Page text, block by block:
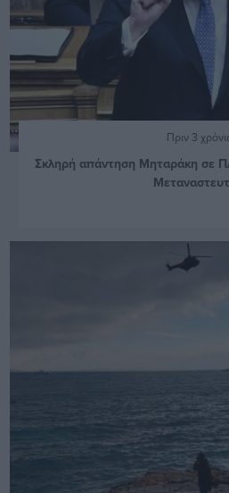
Πριν 3
Σκληρή απάντηση Μηταράκη σε